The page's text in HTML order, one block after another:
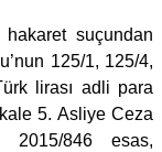
suçundan
125/1, 125/4,
lirası adli para
5. Asliye Ceza
2015/846 esas,